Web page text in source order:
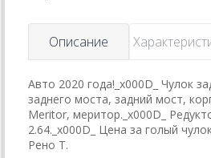
Описание
Авто 2020 года!_x000D_ Чулок
заднего моста, задний мост,
Meritor, меритор._x000D_
2.64._x000D_ Цена за голый
Рено Т.